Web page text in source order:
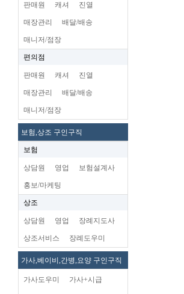
판매원 캐셔 진열
매장관리 배달/배송
매니저/점장
편의점
판매원 캐셔 진열
매장관리 배달/배송
매니저/점장
보험,상조 구인구직
보험
상담원 영업 보험설계사
홍보/마케팅
상조
상담원 영업 장례지도사
상조서비스 장례도우미
가사,베이비,간병,요양 구인구직
가사도우미 가사+시급